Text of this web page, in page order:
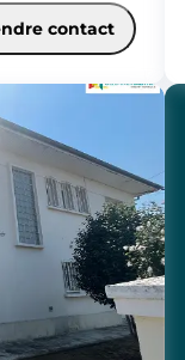
au gaz,
de nous
de garantie 515 €.
dépenses
400.00 € et 590.00
compris). Les
sont
contact